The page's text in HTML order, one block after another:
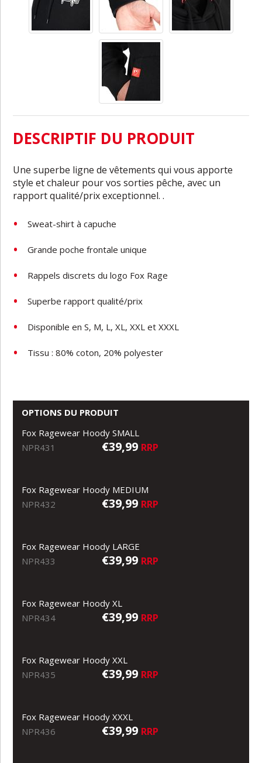
DESCRIPTIF DU PRODUIT
Une superbe ligne de vêtements qui vous apporte
style et chaleur pour vos sorties pêche, avec un
rapport qualité/prix exceptionnel. .
Sweat-shirt à capuche
Grande poche frontale unique
Rappels discrets du logo Fox Rage
Superbe rapport qualité/prix
Disponible en S, M, L, XL, XXL et XXXL
Tissu : 80% coton, 20% polyester
OPTIONS DU PRODUIT
Fox Ragewear Hoody SMALL
NPR431
€39,99 RRP
Fox Ragewear Hoody MEDIUM
NPR432
€39,99 RRP
Fox Ragewear Hoody LARGE
NPR433
€39,99 RRP
Fox Ragewear Hoody XL
NPR434
€39,99 RRP
Fox Ragewear Hoody XXL
NPR435
€39,99 RRP
Fox Ragewear Hoody XXXL
NPR436
€39,99 RRP